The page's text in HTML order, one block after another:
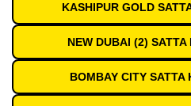
KASHIPUR GOLD
NEW DUBAI (2)
BOMBAY CITY SATTA